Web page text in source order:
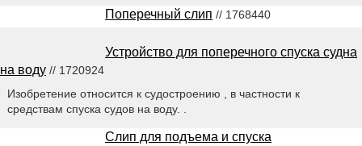
Поперечный слип // 1768440
Устройство для поперечного спуска судна
на воду // 1720924
Изобретение относится к судостроению , в частности к
средствам спуска судов на воду. .
Слип для подъема и спуска